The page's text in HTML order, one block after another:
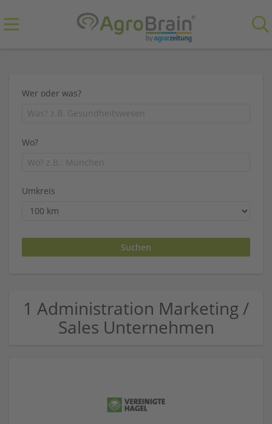
Wer oder was?
Wo?
Umkreis
1 Administration Marketing /
Sales Unternehmen